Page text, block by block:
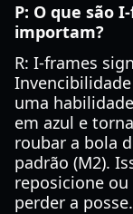
P: O que são
importam?
R: I-frames
uma
em azul e
roubar a bola
padrão (M2).
reposicione
perder a posse.